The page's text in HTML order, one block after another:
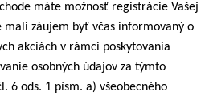
máte možnosť registrácie Vašej
mali záujem byť včas informovaný o
akciách v rámci poskytovania
osobných údajov za týmto
6 ods. 1 písm. a) všeobecného